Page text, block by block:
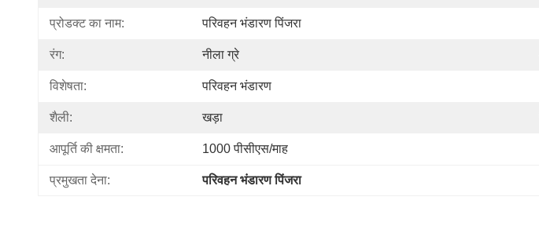
प्रोडक्ट का नाम: परिवहन भंडारण पिंजरा
रंग: नीला ग्रे
विशेषता: परिवहन भंडारण
शैली: खड़ा
आपूर्ति की क्षमता: 1000 पीसीएस/माह
प्रमुखता देना: परिवहन भंडारण पिंजरा